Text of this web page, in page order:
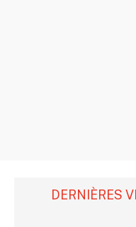
DERNIÈRES